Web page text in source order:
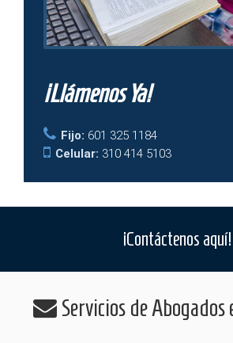
¡Llámenos Ya!
Fijo: 601 325 1184
Celular: 310 414 5103
¡Contáctenos aquí!
Servicios de Abogados